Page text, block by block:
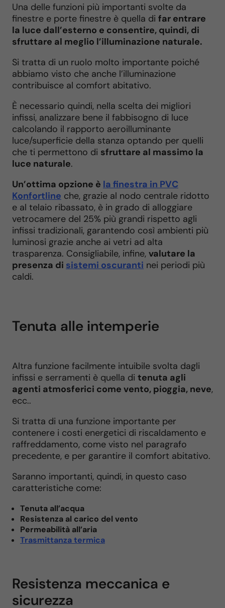
Una delle funzioni più importanti svolte da
finestre e porte finestre è quella di far entrare
la luce dall’esterno e consentire, quindi, di
sfruttare al meglio l’illuminazione naturale.
Si tratta di un ruolo molto importante poiché
abbiamo visto che anche l’illuminazione
contribuisce al comfort abitativo.
È necessario quindi, nella scelta dei migliori
infissi, analizzare bene il fabbisogno di luce
calcolando il rapporto aeroilluminante
luce/superficie della stanza optando per quelli
che ti permettono di sfruttare al massimo la
luce naturale.
Un’ottima opzione è la finestra in PVC
Konfortline che, grazie al nodo centrale ridotto
e al telaio ribassato, è in grado di alloggiare
vetrocamere del 25% più grandi rispetto agli
infissi tradizionali, garantendo così ambienti più
luminosi grazie anche ai vetri ad alta
trasparenza. Consigliabile, infine, valutare la
presenza di sistemi oscuranti nei periodi più
caldi.
Tenuta alle intemperie
Altra funzione facilmente intuibile svolta dagli
infissi e serramenti è quella di tenuta agli
agenti atmosferici come vento, pioggia, neve,
ecc..
Si tratta di una funzione importante per
contenere i costi energetici di riscaldamento e
raffreddamento, come visto nel paragrafo
precedente, e per garantire il comfort abitativo.
Saranno importanti, quindi, in questo caso
caratteristiche come:
Tenuta all’acqua
Resistenza al carico del vento
Permeabilità all’aria
Trasmittanza termica
Resistenza meccanica e
sicurezza